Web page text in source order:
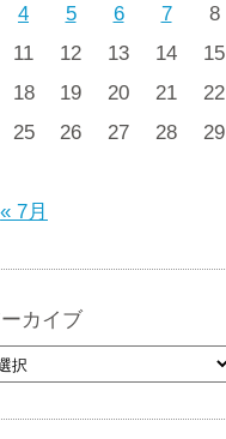
« 7月
4 5 6 7 8
11 12 13 14 15
18 19 20 21 22
25 26 27 28 29
カイブ